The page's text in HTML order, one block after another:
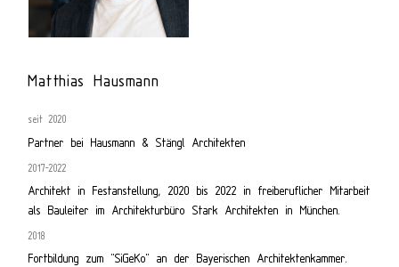
Matthias Hausmann
seit 2020
Partner bei Hausmann & Stängl Architekten
2017-2022
Architekt in Festanstellung, 2020 bis 2022 in freiberuflicher Mitarbeit
als Bauleiter im Architekturbüro Stark Architekten in München.
2018
Fortbildung zum "SiGeKo" an der Bayerischen Architektenkammer.